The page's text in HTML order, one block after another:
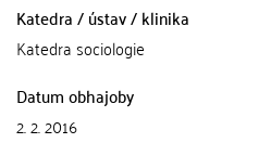
Katedra / ústav / klinika
Katedra sociologie
Datum obhajoby
2. 2. 2016